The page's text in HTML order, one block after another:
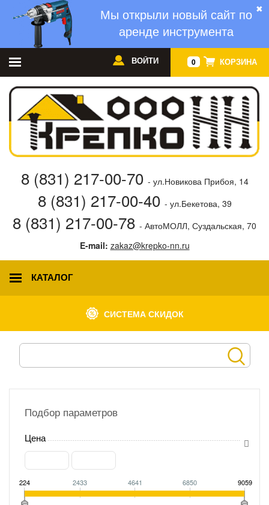
✖
Мы открыли новый сайт по
аренде инструмента
0 КОРЗИНА
ВОЙТИ
8 (831) 217-00-70 - ул.Новикова Прибоя, 14
8 (831) 217-00-40 - ул.Бекетова, 39
8 (831) 217-00-78 - АвтоМОЛЛ, Суздальская, 70
E-mail: zakaz@krepko-nn.ru
КАТАЛОГ
СИСТЕМА СКИДОК
Подбор параметров
Цена
224 2433 4641 6850 9059